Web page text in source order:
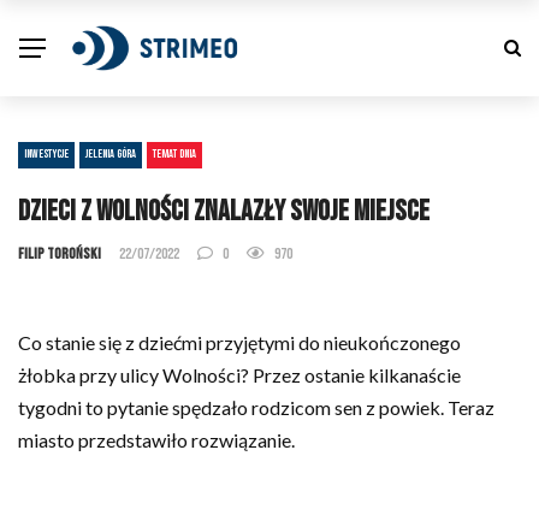
INWESTYCJE JELENIA GÓRA TEMAT DNIA
Dzieci z Wolności znalazły swoje miejsce
Filip Toroński 22/07/2022 0 970
Co stanie się z dziećmi przyjętymi do nieukończonego
żłobka przy ulicy Wolności? Przez ostanie kilkanaście
tygodni to pytanie spędzało rodzicom sen z powiek. Teraz
miasto przedstawiło rozwiązanie.